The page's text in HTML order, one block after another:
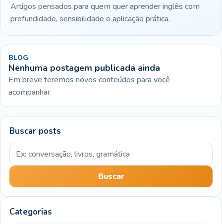
Artigos pensados para quem quer aprender inglês com
profundidade, sensibilidade e aplicação prática.
BLOG
Nenhuma postagem publicada ainda
Em breve teremos novos conteúdos para você
acompanhar.
Buscar posts
Buscar por palavra-chave
Buscar
Categorias